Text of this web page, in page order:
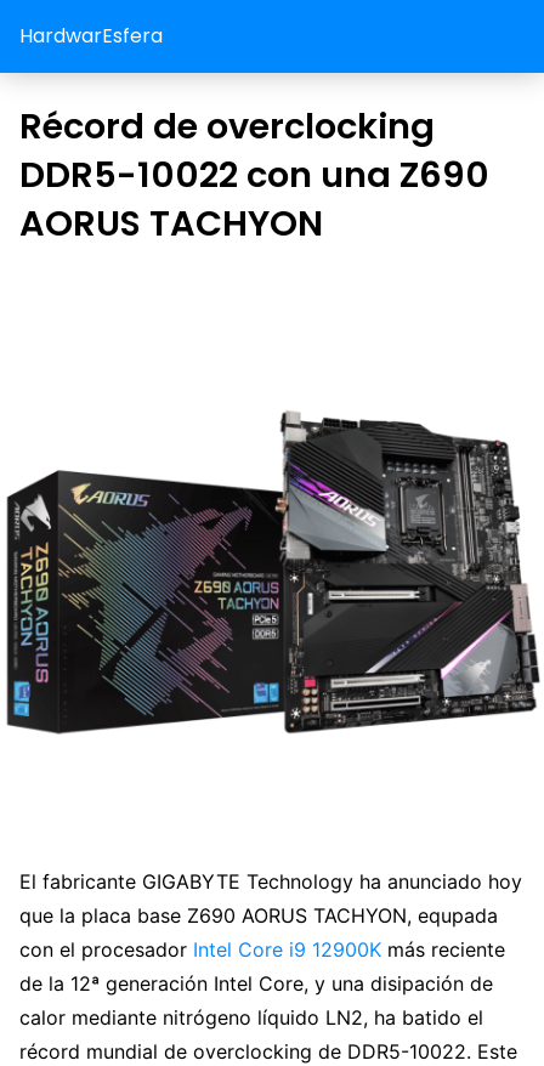
HardwarEsfera
Récord de overclocking
DDR5-10022 con una Z690
AORUS TACHYON
El fabricante GIGABYTE Technology ha anunciado hoy
que la placa base Z690 AORUS TACHYON, equpada
con el procesador Intel Core i9 12900K más reciente
de la 12ª generación Intel Core, y una disipación de
calor mediante nitrógeno líquido LN2, ha batido el
récord mundial de overclocking de DDR5-10022. Este